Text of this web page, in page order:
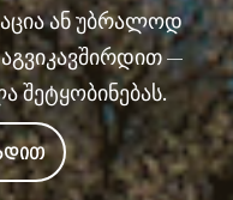
ან უბრალოდ
—
შეტყობინებას.